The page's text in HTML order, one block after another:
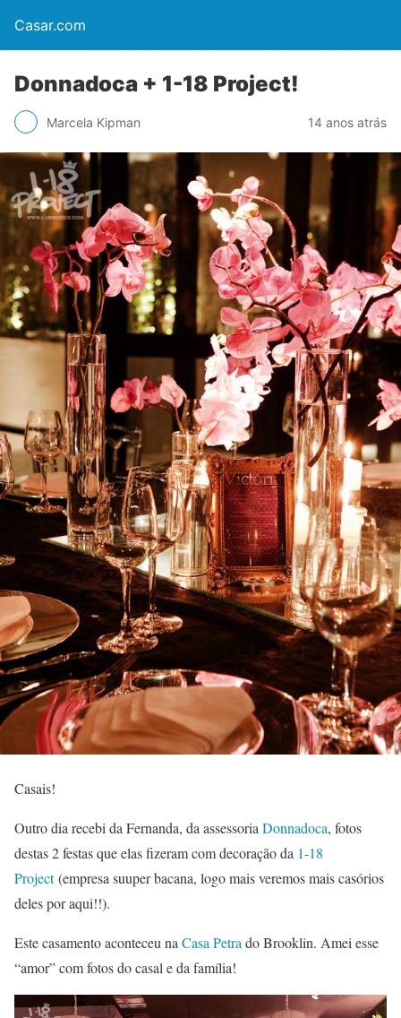
Casar.com
Donnadoca + 1-18 Project!
Marcela Kipman 14 anos atrás
Casais!
Outro dia recebi da Fernanda, da assessoria Donnadoca, fotos
destas 2 festas que elas fizeram com decoração da 1-18
Project(empresa suuper bacana, logo mais veremos mais casórios
deles por aqui!!).
Este casamento aconteceu na Casa Petra do Brooklin. Amei esse
“amor” com fotos do casal e da família!